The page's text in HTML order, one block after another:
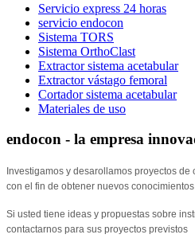
Servicio express 24 horas
servicio endocon
Sistema TORS
Sistema OrthoClast
Extractor sistema acetabular
Extractor vástago femoral
Cortador sistema acetabular
Materiales de uso
endocon - la empresa
Investigamos y desarollamos proyectos
con el fin de obtener nuevos
Si usted tiene ideas y propuestas sobre
contactarnos para sus proyectos previstos